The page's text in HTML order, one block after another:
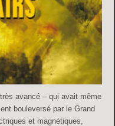
avancé – qui avait même
bouleversé par le Grand
et magnétiques,